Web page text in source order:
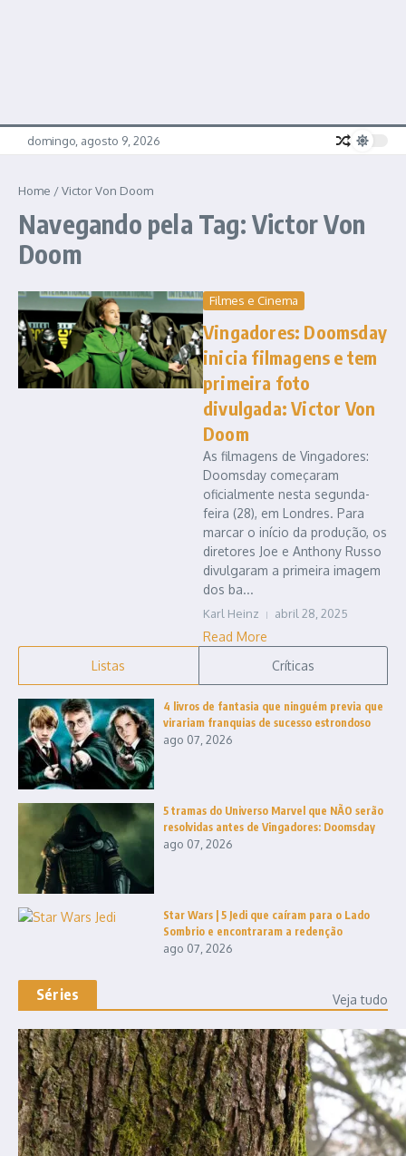
domingo, agosto 9, 2026
Home /Victor Von Doom
Navegando pela Tag: Victor Von
Doom
Filmes e Cinema
Vingadores: Doomsday
inicia filmagens e tem
primeira foto
divulgada: Victor Von
Doom
As filmagens de Vingadores:
Doomsday começaram
oficialmente nesta segunda-
feira (28), em Londres. Para
marcar o início da produção, os
diretores Joe e Anthony Russo
divulgaram a primeira imagem
dos ba...
Karl Heinz abril 28, 2025
Read More
Listas
Críticas
4 livros de fantasia que ninguém previa que
virariam franquias de sucesso estrondoso
ago 07, 2026
5 tramas do Universo Marvel que NÃO serão
resolvidas antes de Vingadores: Doomsday
ago 07, 2026
Star Wars | 5 Jedi que caíram para o Lado
Sombrio e encontraram a redenção
ago 07, 2026
Séries Veja tudo